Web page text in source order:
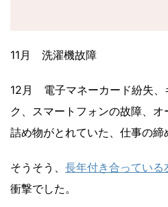
11月 洗濯機故障
12月 電子マネーカード紛失、
ク、スマートフォンの故障、
詰め物がとれていた、仕事の締
そうそう、 長年付き合ってい
衝撃でした。